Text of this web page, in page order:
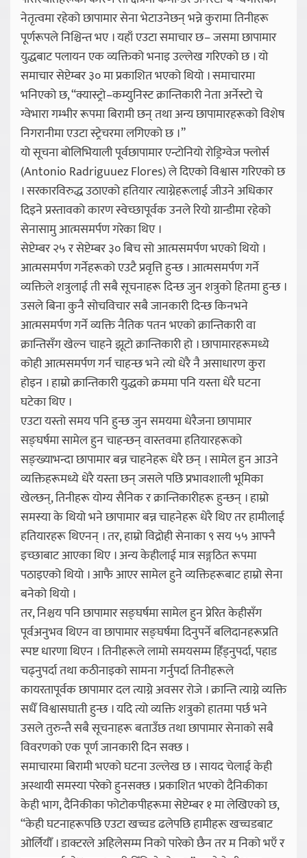
नेतृत्वमा रहेको छापामार सेना भेटाउनेछन् भन्ने कुरामा तिनीहरू
पूर्णरूपले निश्चिन्त भए । यहाँ एउटा समाचार छ– जसमा छापामार
युद्धबाट पलायन एक व्यक्तिको भनाइ उल्लेख गरिएको छ । यो
समाचार सेप्टेम्बर ३० मा प्रकाशित भएको थियो । समाचारमा
भनिएको छ, “क्यास्ट्रो–कम्युनिस्ट क्रान्तिकारी नेता अर्नेस्टो चे
ग्वेभारा गम्भीर रूपमा बिरामी छन् तथा अन्य छापामारहरूको विशेष
निगरानीमा एउटा स्ट्रेचरमा लगिएको छ ।”
यो सूचना बोलिभियाली पूर्वछापामार एन्टोनियो रोड्रिग्वेज फ्लोर्स
(Antonio Radriguuez Flores) ले दिएको विश्वास गरिएको छ
। सरकारविरुद्ध उठाएको हतियार त्याग्नेहरूलाई जीउने अधिकार
दिइने प्रस्तावको कारण स्वेच्छापूर्वक उनले रियो ग्रान्डीमा रहेको
सेनासामु आत्मसमर्पण गरेका थिए ।
सेप्टेम्बर २५ र सेप्टेम्बर ३० बिच सो आत्मसमर्पण भएको थियो ।
आत्मसमर्पण गर्नेहरूको एउटै प्रवृत्ति हुन्छ । आत्मसमर्पण गर्ने
व्यक्तिले शत्रुलाई ती सबै सूचनाहरू दिन्छ जुन शत्रुको हितमा हुन्छ ।
उसले बिना कुनै सोचविचार सबै जानकारी दिन्छ किनभने
आत्मसमर्पण गर्ने व्यक्ति नैतिक पतन भएको क्रान्तिकारी वा
क्रान्तिसँग खेल्न चाहने झूटो क्रान्तिकारी हो । छापामारहरूमध्ये
कोही आत्मसमर्पण गर्न चाहन्छ भने त्यो धेरै नै असाधारण कुरा
होइन । हाम्रो क्रान्तिकारी युद्धको क्रममा पनि यस्ता धेरै घटना
घटेका थिए ।
एउटा यस्तो समय पनि हुन्छ जुन समयमा धेरैजना छापामार
सङ्घर्षमा सामेल हुन चाहन्छन् वास्तवमा हतियारहरूको
सङ्ख्याभन्दा छापामार बन्न चाहनेहरू धेरै छन् । सामेल हुन आउने
व्यक्तिहरूमध्ये धेरै यस्ता छन् जसले पछि प्रभावशाली भूमिका
खेल्छन्, तिनीहरू योग्य सैनिक र क्रान्तिकारीहरू हुन्छन् । हाम्रो
समस्या के थियो भने छापामार बन्न चाहनेहरू धेरै थिए तर हामीलाई
हतियारहरू थिएनन् । तर, हाम्रो विद्रोही सेनाका ९ सय ५५ आफ्नै
इच्छाबाट आएका थिए । अन्य केहीलाई मात्र सङ्गठित रूपमा
पठाइएको थियो । आफै आएर सामेल हुने व्यक्तिहरूबाट हाम्रो सेना
बनेको थियो ।
तर, निश्चय पनि छापामार सङ्घर्षमा सामेल हुन प्रेरित केहीसँग
पूर्वअनुभव थिएन वा छापामार सङ्घर्षमा दिनुपर्ने बलिदानहरूप्रति
स्पष्ट धारणा थिएन । तिनीहरूले लामो समयसम्म हिँड्नुपर्दा, पहाड
चढ्नुपर्दा तथा कठीनाइको सामना गर्नुपर्दा तिनीहरूले
कायरतापूर्वक छापामार दल त्याग्ने अवसर रोजे । क्रान्ति त्याग्ने व्यक्ति
सधैँ विश्वासघाती हुन्छ । यदि त्यो व्यक्ति शत्रुको हातमा पर्छ भने
उसले तुरुन्तै सबै सूचनाहरू बताउँछ तथा छापामार सेनाको सबै
विवरणको एक पूर्ण जानकारी दिन सक्छ ।
समाचारमा बिरामी भएको घटना उल्लेख छ । सायद चेलाई केही
अस्थायी समस्या परेको हुनसक्छ । प्रकाशित भएको दैनिकीका
केही भाग, दैनिकीका फोटोकपीहरूमा सेप्टेम्बर १ मा लेखिएको छ,
“केही घटनाहरूपछि एउटा खच्चड ढलेपछि हामीहरू खच्चडबाट
ओर्लियौँ । डाक्टरले अहिलेसम्म निको पारेको छैन तर म निको भएँ र